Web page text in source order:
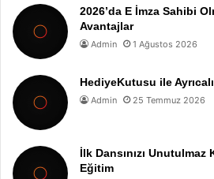
2026’da E İmza Sahibi
Avantajlar
Admin 1 Ağustos 2026
HediyeKutusu ile
Admin 25 Temmuz 2026
İlk Dansınızı Unutulmaz
Eğitim